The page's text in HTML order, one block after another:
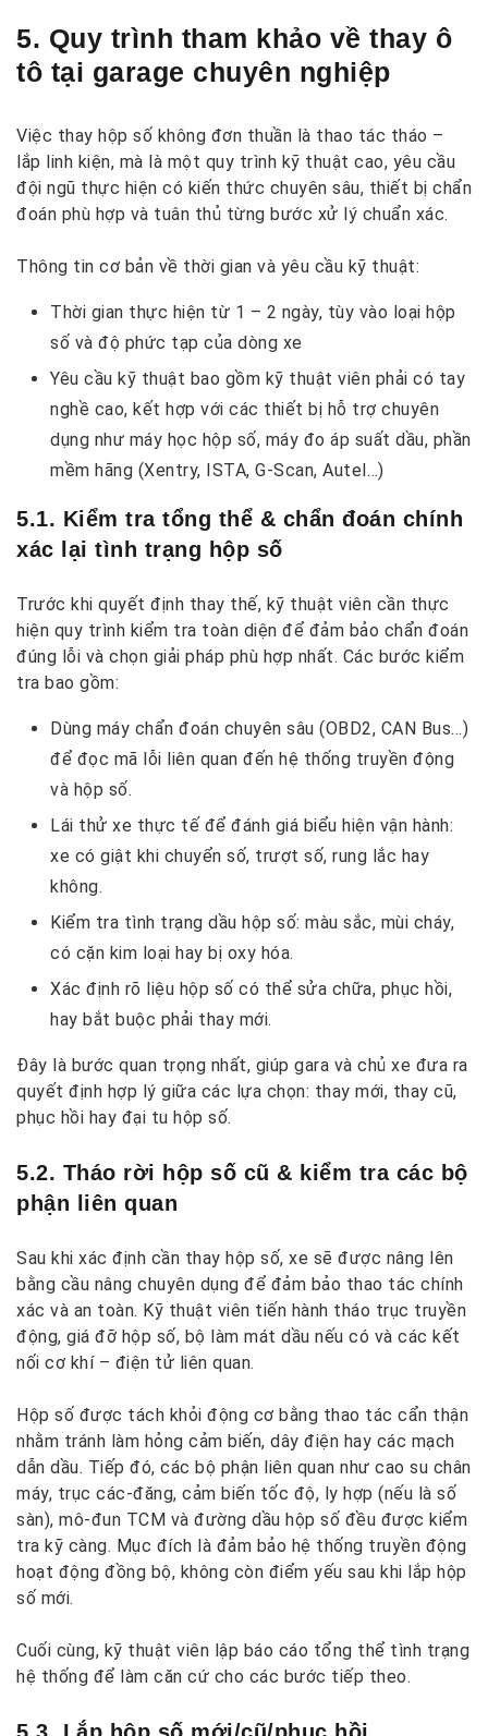
5. Quy trình tham khảo về thay ô
tô tại garage chuyên nghiệp
Việc thay hộp số không đơn thuần là thao tác tháo –
lắp linh kiện, mà là một quy trình kỹ thuật cao, yêu cầu
đội ngũ thực hiện có kiến thức chuyên sâu, thiết bị chẩn
đoán phù hợp và tuân thủ từng bước xử lý chuẩn xác.
Thông tin cơ bản về thời gian và yêu cầu kỹ thuật:
Thời gian thực hiện từ 1 – 2 ngày, tùy vào loại hộp
số và độ phức tạp của dòng xe
Yêu cầu kỹ thuật bao gồm kỹ thuật viên phải có tay
nghề cao, kết hợp với các thiết bị hỗ trợ chuyên
dụng như máy học hộp số, máy đo áp suất dầu, phần
mềm hãng (Xentry, ISTA, G-Scan, Autel…)
5.1. Kiểm tra tổng thể & chẩn đoán chính
xác lại tình trạng hộp số
Trước khi quyết định thay thế, kỹ thuật viên cần thực
hiện quy trình kiểm tra toàn diện để đảm bảo chẩn đoán
đúng lỗi và chọn giải pháp phù hợp nhất. Các bước kiểm
tra bao gồm:
Dùng máy chẩn đoán chuyên sâu (OBD2, CAN Bus…)
để đọc mã lỗi liên quan đến hệ thống truyền động
và hộp số.
Lái thử xe thực tế để đánh giá biểu hiện vận hành:
xe có giật khi chuyển số, trượt số, rung lắc hay
không.
Kiểm tra tình trạng dầu hộp số: màu sắc, mùi cháy,
có cặn kim loại hay bị oxy hóa.
Xác định rõ liệu hộp số có thể sửa chữa, phục hồi,
hay bắt buộc phải thay mới.
Đây là bước quan trọng nhất, giúp gara và chủ xe đưa ra
quyết định hợp lý giữa các lựa chọn: thay mới, thay cũ,
phục hồi hay đại tu hộp số.
5.2. Tháo rời hộp số cũ & kiểm tra các bộ
phận liên quan
Sau khi xác định cần thay hộp số, xe sẽ được nâng lên
bằng cầu nâng chuyên dụng để đảm bảo thao tác chính
xác và an toàn. Kỹ thuật viên tiến hành tháo trục truyền
động, giá đỡ hộp số, bộ làm mát dầu nếu có và các kết
nối cơ khí – điện tử liên quan.
Hộp số được tách khỏi động cơ bằng thao tác cẩn thận
nhằm tránh làm hỏng cảm biến, dây điện hay các mạch
dẫn dầu. Tiếp đó, các bộ phận liên quan như cao su chân
máy, trục các-đăng, cảm biến tốc độ, ly hợp (nếu là số
sàn), mô-đun TCM và đường dầu hộp số đều được kiểm
tra kỹ càng. Mục đích là đảm bảo hệ thống truyền động
hoạt động đồng bộ, không còn điểm yếu sau khi lắp hộp
số mới.
Cuối cùng, kỹ thuật viên lập báo cáo tổng thể tình trạng
hệ thống để làm căn cứ cho các bước tiếp theo.